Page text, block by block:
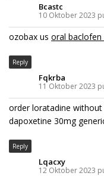
Bcastc
10 Oktober 2023
ozobax us oral baclofen
Reply
Fqkrba
11 Oktober 2023
order loratadine without
dapoxetine 30mg
Reply
Lqacxy
12 Oktober 2023